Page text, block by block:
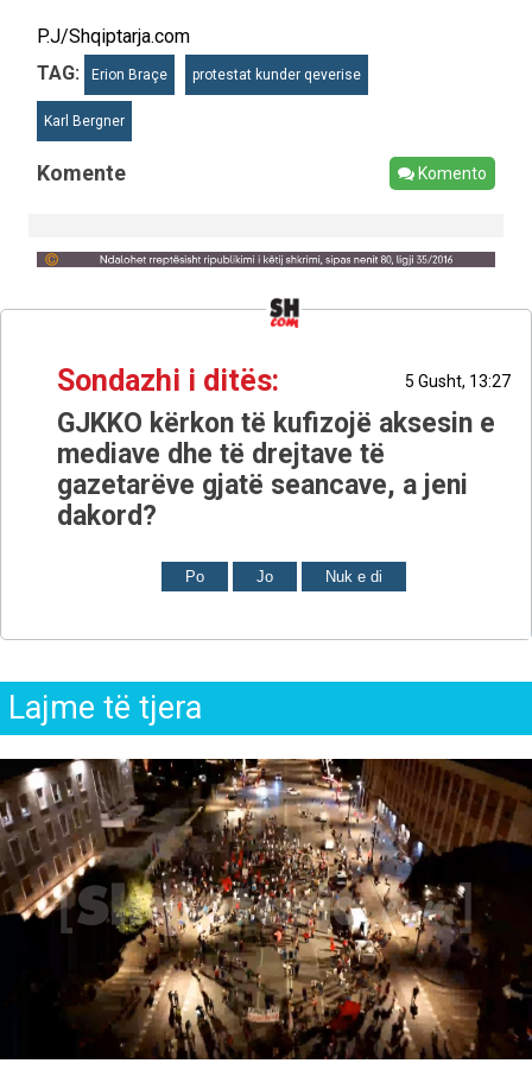
P.J/Shqiptarja.com
TAG:
Erion Braçe protestat kunder qeverise
Karl Bergner
Komente Komento
Sondazhi i ditës: 5 Gusht, 13:27
GJKKO kërkon të kufizojë aksesin e
mediave dhe të drejtave të
gazetarëve gjatë seancave, a jeni
dakord?
Po Jo Nuk e di
Lajme të tjera